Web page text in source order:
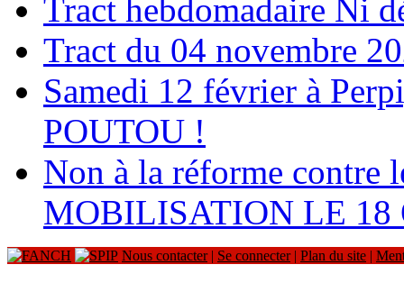
Tract hebdomadaire Ni
Tract du 04 novembre
Samedi 12 février à
POUTOU !
Non à la réforme contre
MOBILISATION LE 18
Nous contacter| Se connecter| Plan du site |